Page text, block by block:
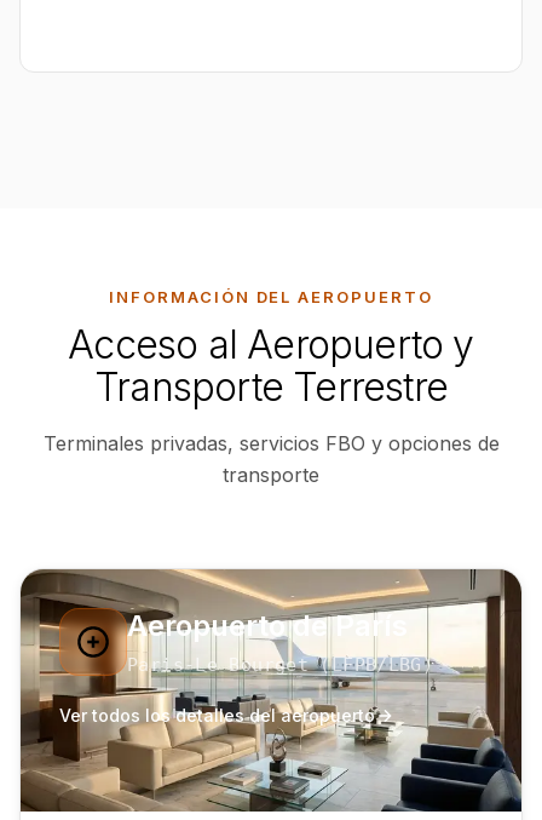
INFORMACIÓN DEL AEROPUERTO
Acceso al Aeropuerto y
Transporte Terrestre
Terminales privadas, servicios FBO y opciones de
transporte
Aeropuerto de París
Paris-Le Bourget(LFPB/LBG)
Ver todos los detalles del aeropuerto